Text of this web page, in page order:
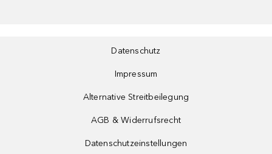
Datenschutz
Impressum
Alternative Streitbeilegung
AGB & Widerrufsrecht
Datenschutzeinstellungen